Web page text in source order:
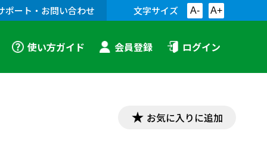
ポート・お問い合わせ 文字サイズ A- A+
使い方ガイド 会員登録 ログイン
お気に入りに追加